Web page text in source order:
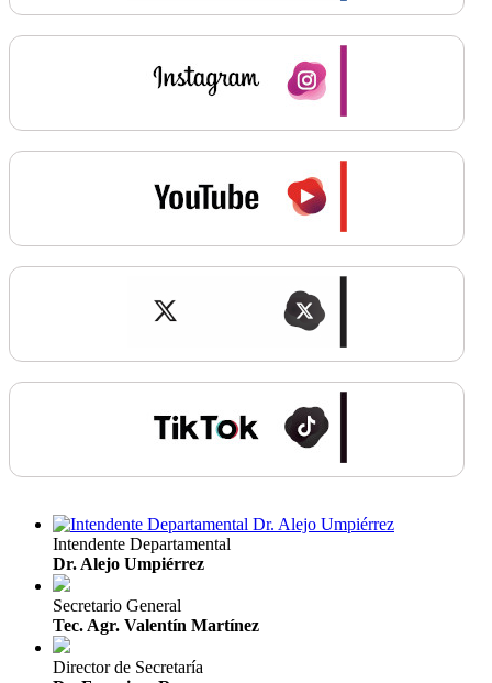
Intendente Departamental
Dr. Alejo Umpiérrez
Secretario General
Tec. Agr. Valentín Martínez
Director de Secretaría